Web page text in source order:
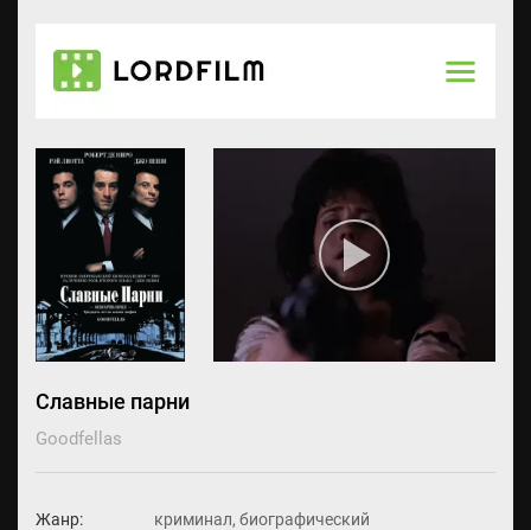
Славные парни
Goodfellas
Жанр:
криминал, биографический